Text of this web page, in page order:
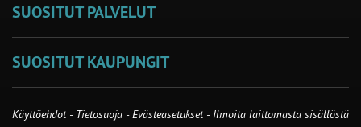
SUOSITUT PALVELUT
SUOSITUT KAUPUNGIT
Käyttöehdot - Tietosuoja -Evästeasetukset- Ilmoita laittomasta sisällöstä